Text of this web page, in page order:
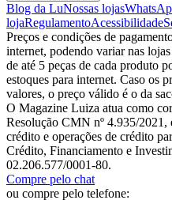
Blog da LuNossas lojas
lojaRegulamentoAcessibilidade
Preços e condições de
internet, podendo variar nas
de até 5 peças de cada produto
estoques para internet. Caso os
valores, o preço válido é o da
O Magazine Luiza atua como
Resolução CMN nº 4.935/2021,
crédito e operações de crédito
Crédito, Financiamento e
02.206.577/0001-80.
Compre pelo chat
ou compre pelo telefone: